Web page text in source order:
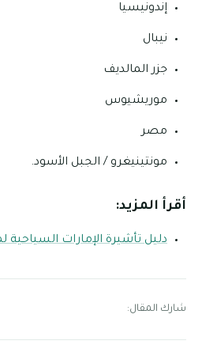
إندونيسيا
نيبال
جزر المالديف
موريشيوس
مصر
مونتينيغرو / الجبل الأسود.
أقرأ المزيد:
دليل تأشيرة الإمارات السياحية لمدة 5
شارك المقال: